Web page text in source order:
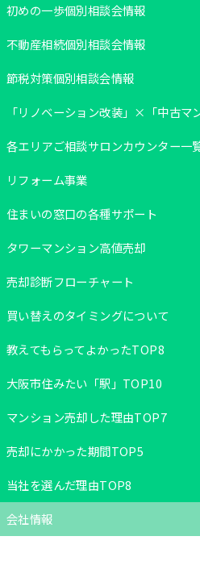
初めの一歩個別相談会情報
不動産相続個別相談会情報
節税対策個別相談会情報
「リノベーション改装」×「中古マ
各エリアご相談サロンカウンター一
リフォーム事業
住まいの窓口の各種サポート
タワーマンション高値売却
売却診断フローチャート
買い替えのタイミングについて
教えてもらってよかったTOP8
大阪市住みたい「駅」TOP10
マンション売却した理由TOP7
売却にかかった期間TOP5
当社を選んだ理由TOP8
会社情報